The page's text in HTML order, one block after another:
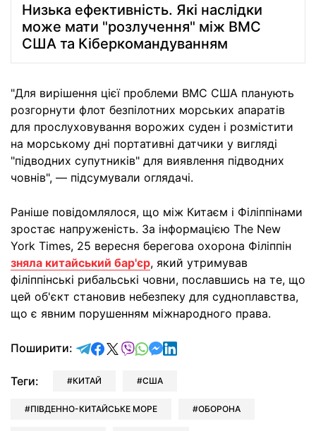
Низька ефективність. Які наслідки
може мати "розлучення" між ВМС
США та Кіберкомандуванням
"Для вирішення цієї проблеми ВМС США планують
розгорнути флот безпілотних морських апаратів
для прослуховування ворожих суден і розмістити
на морському дні портативні датчики у вигляді
"підводних супутників" для виявлення підводних
човнів", — підсумували оглядачі.
Раніше повідомлялося, що між Китаєм і Філіппінами
зростає напруженість. За інформацією The New
York Times, 25 вересня берегова охорона Філіппін
зняла китайський бар'єр, який утримував
філіппінські рибальські човни, пославшись на те, що
цей об'єкт становив небезпеку для судноплавства,
що є явним порушенням міжнародного права.
Поширити: відправити у Telegram
поділитись у Facebook
поділитись у X
відправити у Viber
відправити у Whatsapp
відправити у Messenger
відправити у LinkedIn
Теги: КИТАЙ США
ПІВДЕННО-КИТАЙСЬКЕ МОРЕ ОБОРОНА